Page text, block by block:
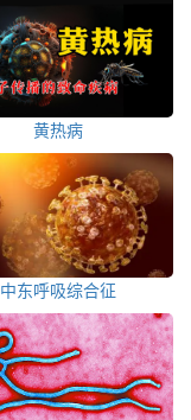
黄热病
中东呼吸综合征